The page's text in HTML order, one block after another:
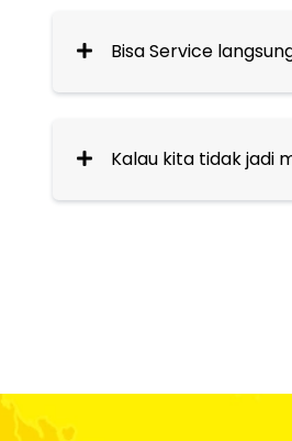
Bisa Service
Kalau kita tidak jadi